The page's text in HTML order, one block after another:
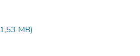
MB)